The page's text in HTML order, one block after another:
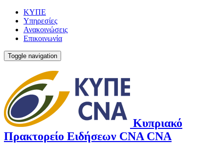
ΚΥΠΕ
Υπηρεσίες
Ανακοινώσεις
Επικοινωνία
Toggle navigation
Κυπριακό
Πρακτορείο Ειδήσεων CNA CNA